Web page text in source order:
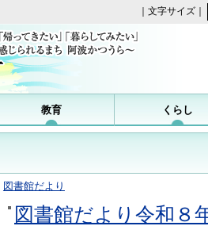
｜文字サイズ｜
教育 くらし
図書館だより
図書館だより令和８